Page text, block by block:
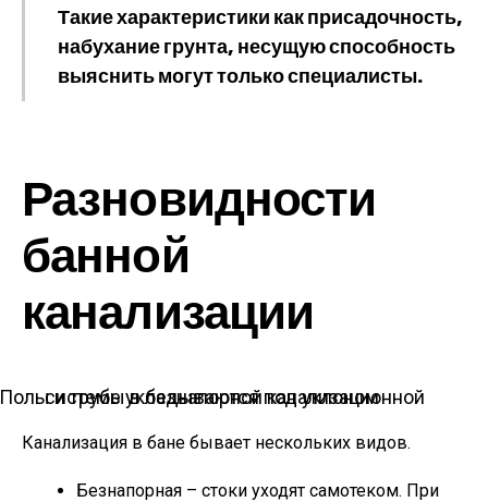
Такие характеристики как присадочность,
набухание грунта, несущую способность
выяснить могут только специалисты.
Разновидности
банной
канализации
Полы и трубы в безнапорной канализационной системе укладываются под уклоном
Канализация в бане бывает нескольких видов.
Безнапорная – стоки уходят самотеком. При